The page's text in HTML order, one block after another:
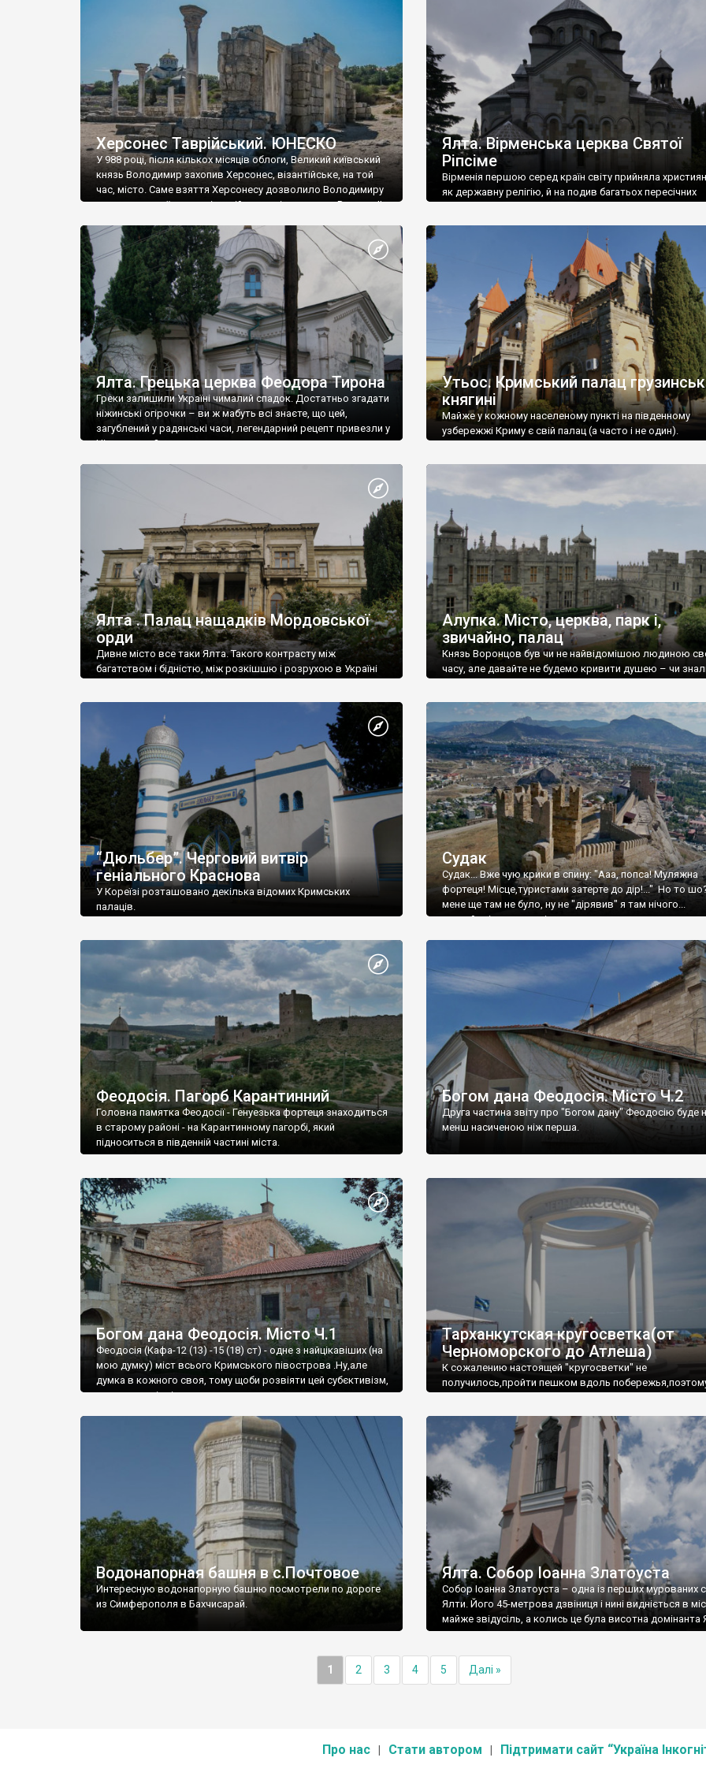
візантійської доби. Раритети викрадені з фондів об’єкту
культурної спадщини ЮНЕСКО «Херсонеса Таврійського».
Офіційно – на виставку «Золото Візантії», але експерти та
влада в Україні вважають це лише […]
називаються «повстяками» (postaki)…” “Вино. Крим
виробляє відмінне вино і його вдосталь: воно все
легке біле і дуже […]
Херсонес Таврійський. ЮНЕСКО
У 988 році, після кількох місяців облоги, Великий київський
князь Володимир захопив Херсонес, візантійське, на той
час, місто. Саме взяття Херсонесу дозволило Володимиру
диктувати свої умови візантійському імператору Василю ІІ,
Херсонесі Володимир-язичник, став Василем-
християнином. А потім було Хрещення Русі. На честь
Херсонесу Таврійського названо місто […]
Ялта. Вірменська церква Святої
Ріпсіме
Вірменія першою серед країн світу прийняла
як державну релігію, й на подив багатьох пересічних
Ялта. Грецька церква Феодора Тирона
Греки залишили Україні чималий спадок. Достатньо згадати
ніжинські огірочки – ви ж мабуть всі знаєте, що цей,
загублений у радянські часи, легендарний рецепт привезли у
Ніжин греки?
Утьос. Кримський палац
княгині
Майже у кожному населеному пункті на південному
узбережжі Криму є свій палац (а часто і не один).
Ялта . Палац нащадків Мордовської
орди
Дивне місто все таки Ялта. Такого контрасту між
багатством і бідністю, між розкішшю і розрухою в Україні
Алупка. Місто, церква, парк і,
звичайно, палац
Князь Воронцов був чи не найвідомішою людиною
часу, але давайте не будемо кривити душею – чи
“Дюльбер”. Черговий витвір
геніального Краснова
У Кореїзі розташовано декілька відомих Кримських
палаців.
Судак
Судак... Вже чую крики в спину: "Ааа, попса! Муляжна
фортеця! Місце,туристами затерте до дір!..." Но то
мене ще там не було, ну не "дірявив" я там нічого...
принаймні до цього літа.
Феодосія. Пагорб Карантинний
Головна памятка Феодосії - Генуезька фортеця знаходиться
в старому районі - на Карантинному пагорбі, який
підноситься в південній частині міста.
Богом дана Феодосія. Місто Ч.2
Друга частина звіту про "Богом дану" Феодосію буде
менш насиченою ніж перша.
Богом дана Феодосія. Місто Ч.1
Феодосія (Кафа-12 (13) -15 (18) ст) - одне з найцікавіших (на
мою думку) міст всього Кримського півострова .Ну,але
думка в кожного своя, тому щоби розвіяти цей субєктивізм,
запрошую відвідати це
Тарханкутская кругосветка(от
Черноморского до Атлеша)
К сожалению настоящей "кругосветки" не
получилось,пройти пешком вдоль
Водонапорная башня в с.Почтовое
Интересную водонапорную башню посмотрели по дороге
из Симферополя в Бахчисарай.
Ялта. Собор Іоанна Златоуста
Собор Іоанна Златоуста – одна із перших мурованих
Ялти. Його 45-метрова дзвіниця і нині видніється в
майже звідусіль, а колись це була висотна домінанта
1 2 3 4 5 Далі »
Про нас Стати автором Підтримати сайт “Україна